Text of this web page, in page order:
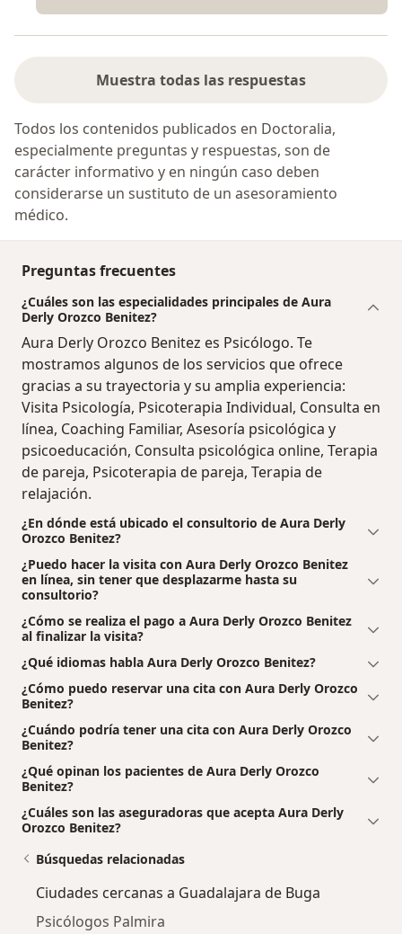
Muestra todas las respuestas
Todos los contenidos publicados en Doctoralia,
especialmente preguntas y respuestas, son de
carácter informativo y en ningún caso deben
considerarse un sustituto de un asesoramiento
médico.
Preguntas frecuentes
¿Cuáles son las especialidades principales de Aura
Derly Orozco Benitez?
Aura Derly Orozco Benitez es Psicólogo. Te
mostramos algunos de los servicios que ofrece
gracias a su trayectoria y su amplia experiencia:
Visita Psicología, Psicoterapia Individual, Consulta en
línea, Coaching Familiar, Asesoría psicológica y
psicoeducación, Consulta psicológica online, Terapia
de pareja, Psicoterapia de pareja, Terapia de
relajación.
¿En dónde está ubicado el consultorio de Aura Derly
Orozco Benitez?
¿Puedo hacer la visita con Aura Derly Orozco Benitez
en línea, sin tener que desplazarme hasta su
consultorio?
¿Cómo se realiza el pago a Aura Derly Orozco Benitez
al finalizar la visita?
¿Qué idiomas habla Aura Derly Orozco Benitez?
¿Cómo puedo reservar una cita con Aura Derly Orozco
Benitez?
¿Cuándo podría tener una cita con Aura Derly Orozco
Benitez?
¿Qué opinan los pacientes de Aura Derly Orozco
Benitez?
¿Cuáles son las aseguradoras que acepta Aura Derly
Orozco Benitez?
Búsquedas relacionadas
Ciudades cercanas a Guadalajara de Buga
Psicólogos Palmira